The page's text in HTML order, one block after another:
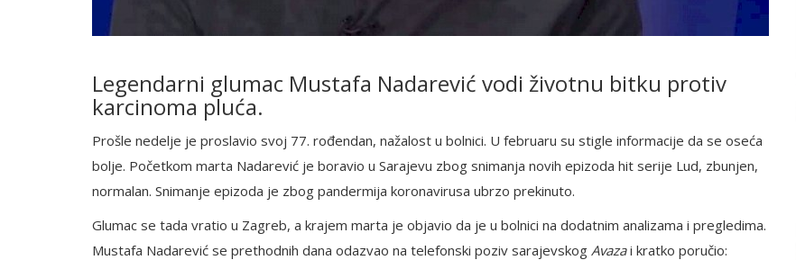
Legendarni glumac Mustafa Nadarević vodi životnu bitku protiv
karcinoma pluća.
Prošle nedelje je proslavio svoj 77. rođendan, nažalost u bolnici. U februaru su stigle informacije da se oseća
bolje. Početkom marta Nadarević je boravio u Sarajevu zbog snimanja novih epizoda hit serije Lud, zbunjen,
normalan. Snimanje epizoda je zbog pandermija koronavirusa ubrzo prekinuto.
Glumac se tada vratio u Zagreb, a krajem marta je objavio da je u bolnici na dodatnim analizama i pregledima.
Mustafa Nadarević se prethodnih dana odazvao na telefonski poziv sarajevskog Avazai kratko poručio: